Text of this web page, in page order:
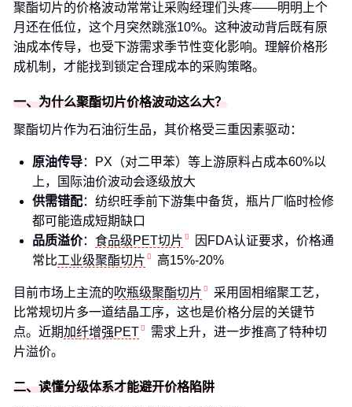
聚酯切片的价格波动常常让采购经理们头疼——明明上个
月还在低位，这个月突然跳涨10%。这种波动背后既有原
油成本传导，也受下游需求季节性变化影响。理解价格形
成机制，才能找到锁定合理成本的采购策略。
一、为什么聚酯切片价格波动这么大？
聚酯切片作为石油衍生品，其价格受三重因素驱动：
原油传导：PX（对二甲苯）等上游原料占成本60%以
上，国际油价波动会逐级放大
供需错配：纺织旺季前下游集中备货，瓶片厂临时检修
都可能造成短期缺口
品质溢价： 食品级PET切片
因FDA认证要求，价格通
常比工业级聚酯切片 高15%-20%
目前市场上主流的吹瓶级聚酯切片
采用固相缩聚工艺，
比常规切片多一道结晶工序，这也是价格分层的关键节
点。近期加纤增强PET
需求上升，进一步推高了特种切
片溢价。
二、读懂分级体系才能避开价格陷阱